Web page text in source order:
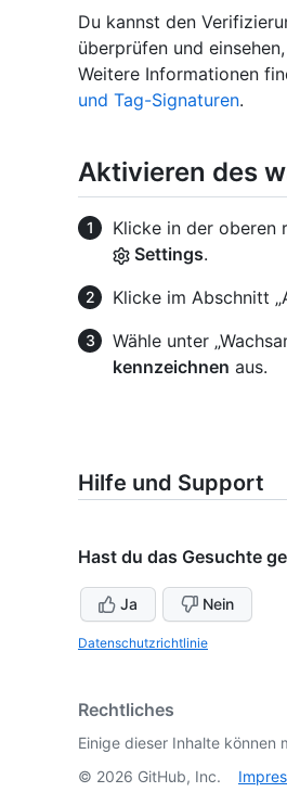
Du kannst den
überprüfen und
Weitere Informationen
und Tag-Signaturen.
Aktivieren des
Klicke in der oberen
Settings.
Klicke im Abschnitt
Wähle unter
kennzeichnen aus.
Hilfe und Support
Hast du das Gesuchte
Ja Nein
Datenschutzrichtlinie
Rechtliches
Einige dieser Inhalte können
© 2026 GitHub, Inc.